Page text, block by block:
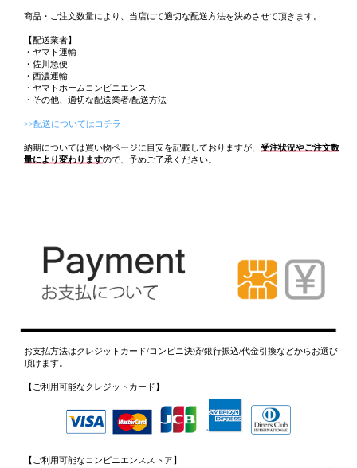
商品・ご注文数量により、当店にて適切な配送方法を決めさせて頂きます。
【配送業者】
・ヤマト運輸
・佐川急便
・西濃運輸
・ヤマトホームコンビニエンス
・その他、適切な配送業者/配送方法
>>配送についてはコチラ
納期については買い物ページに目安を記載しておりますが、 受注状況やご注文数
量により変わりますので、予めご了承ください。
お支払方法はクレジットカード/コンビニ決済/銀行振込/代金引換などからお選び
頂けます。
【ご利用可能なクレジットカード】
【ご利用可能なコンビニエンスストア】